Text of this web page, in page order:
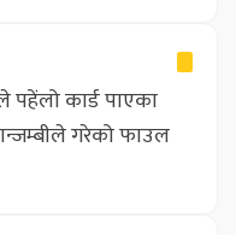
पहेंलो कार्ड पाएका
गरेको फाउल